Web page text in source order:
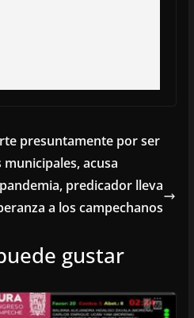
presuntamente por ser
acusa
predicador lleva
a los campechanos
gustar